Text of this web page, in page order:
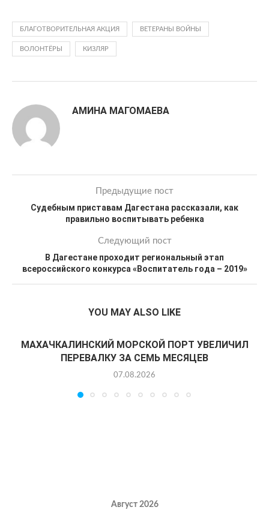
БЛАГОТВОРИТЕЛЬНАЯ АКЦИЯ ВЕТЕРАНЫ ВОЙНЫ
ВОЛОНТЁРЫ КИЗЛЯР
АМИНА МАГОМАЕВА
Предыдущие пост
Судебным приставам Дагестана рассказали, как
правильно воспитывать ребенка
Следующий пост
В Дагестане проходит региональный этап
всероссийского конкурса «Воспитатель года – 2019»
YOU MAY ALSO LIKE
МАХАЧКАЛИНСКИЙ МОРСКОЙ ПОРТ УВЕЛИЧИЛ
ПЕРЕВАЛКУ ЗА СЕМЬ МЕСЯЦЕВ
07.08.2026
Август 2026